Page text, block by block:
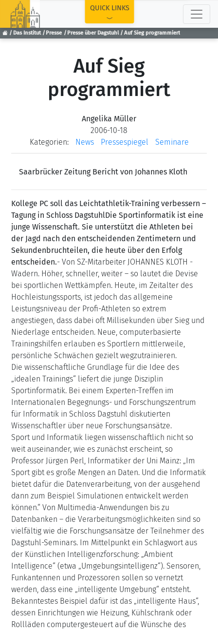
Das Institut Presse Presse über Dagstuhl Auf Sieg programmiert
QUICK LINKS
Auf Sieg
programmiert
Angelika Müller
2006-10-18
Kategorien:
News Pressespiegel Seminare
Saarbrücker Zeitung Bericht von Johannes Kloth
Kollege PC soll das Leichtathletik-Training verbessern –
Tagung in Schloss DagstuhlDie Sportinformatik ist eine
junge Wissenschaft. Sie unterstützt die Athleten bei
der Jagd nach den entscheidenden Zentimetern und
Sekundenbruchteilen, die heute über den Erfolg
entscheiden.- Von SZ-Mitarbeiter JOHANNES KLOTH -
Wadern. Höher, schneller, weiter – so lautet die Devise
bei sportlichen Wettkämpfen. Heute, im Zeitalter des
Hochleistungssports, ist jedoch das allgemeine
Leistungsniveau der Profi-Athleten so extrem
angestiegen, dass dabei oft Millisekunden über Sieg und
Niederlage entscheiden. Neue, computerbasierte
Trainingshilfen erlauben es Sportlern mittlerweile,
persönliche Schwächen gezielt wegzutrainieren.
Die wissenschaftliche Grundlage für die Idee des
„idealen Trainings“ liefert die junge Disziplin
Sportinformatik. Bei einem Experten-Treffen im
Internationalen Begegnungs- und Forschungszentrum
für Informatik in Schloss Dagstuhl diskutierten
Wissenschaftler über neue Forschungsansätze.
Sport und Informatik liegen wissenschaftlich nicht so
weit auseinander, wie es zunächst erscheint, so
Professor Jürgen Perl, Informatiker der Uni Mainz: „Im
Sport gibt es große Mengen an Daten. Und die Informatik
bietet dafür die Datenverarbeitung, von der ausgehend
dann zum Beispiel Simulationen entwickelt werden
können.“ Von Multimedia-Anwendungen bis zu
Datenbanken – die Verarbeitungsmöglichkeiten sind so
vielfältig wie die Forschungsansätze der Teilnehmer des
Dagstuhl-Seminars. Im Mittelpunkt ein Schlagwort aus
der Künstlichen Intelligenzforschung: „Ambient
Intelligence“ (etwa „Umgebungsintelligenz“). Sensoren,
Funkantennen und Prozessoren sollen so vernetzt
werden, dass eine „intelligente Umgebung“ entsteht.
Bekanntestes Beispiel dafür ist das „intelligente Haus“,
dessen Einrichtungen wie Heizung, Kühlschrank oder
Rollläden computergesteuert auf die Wünsche des